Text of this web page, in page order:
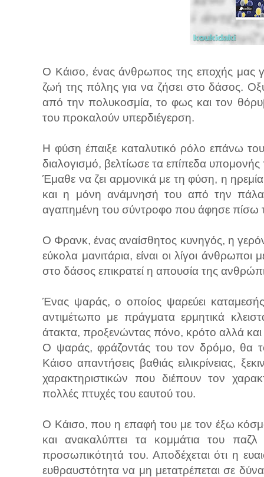
Ο Κάισο, ένας άνθρωπος της εποχής μας
ζωή της πόλης για να ζήσει στο δάσος.
από την πολυκοσμία, το φως και τον
του προκαλούν υπερδιέγερση.
Η φύση έπαιξε καταλυτικό ρόλο επάνω
διαλογισμό, βελτίωσε τα επίπεδα
Έμαθε να ζει αρμονικά με τη φύση, η
και η μόνη ανάμνησή του από την
αγαπημένη του σύντροφο που άφησε πίσω
Ο Φρανκ, ένας αναίσθητος κυνηγός, η
εύκολα μανιτάρια, είναι οι λίγοι
στο δάσος επικρατεί η απουσία της
Ένας ψαράς, ο οποίος ψαρεύει
αντιμέτωπο με πράγματα ερμητικά
άτακτα, προξενώντας πόνο, κρότο αλλά και
Ο ψαράς, φράζοντάς του τον δρόμο, θα
Κάισο απαντήσεις βαθιάς ειλικρίνειας,
χαρακτηριστικών που διέπουν τον
πολλές πτυχές του εαυτού του.
Ο Κάισο, που η επαφή του με τον έξω κόσμο
και ανακαλύπτει τα κομμάτια του
προσωπικότητά του. Αποδέχεται ότι η
ευθραυστότητα να μη μετατρέπεται σε